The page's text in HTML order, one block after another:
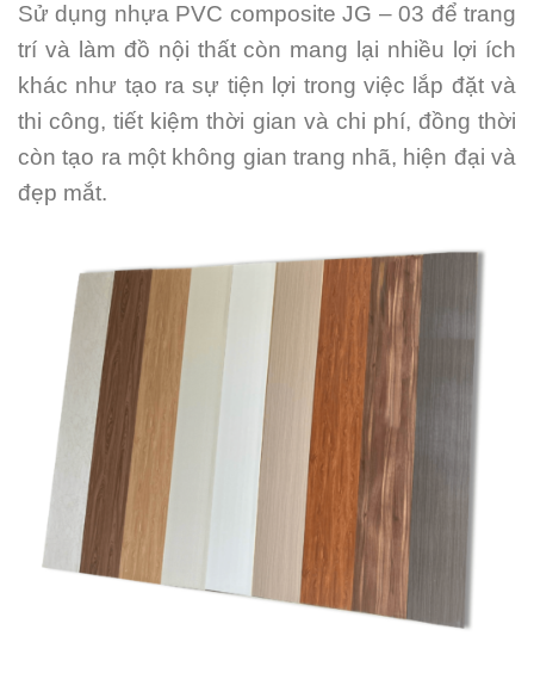
Sử dụng nhựa PVC composite JG – 03 để trang
trí và làm đồ nội thất còn mang lại nhiều lợi ích
khác như tạo ra sự tiện lợi trong việc lắp đặt và
thi công, tiết kiệm thời gian và chi phí, đồng thời
còn tạo ra một không gian trang nhã, hiện đại và
đẹp mắt.